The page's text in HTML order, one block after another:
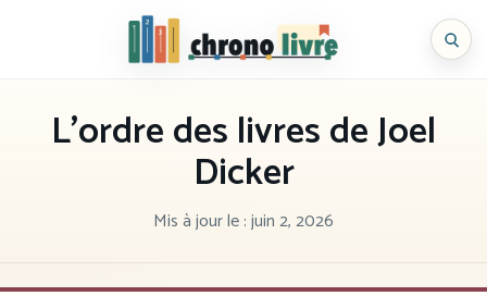
Chronolivre
L’ordre des livres de Joel
Dicker
Mis à jour le :juin 2, 2026